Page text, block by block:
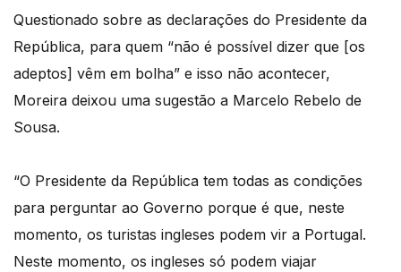
Questionado sobre as declarações do Presidente da
República, para quem “não é possível dizer que [os
adeptos] vêm em bolha” e isso não acontecer,
Moreira deixou uma sugestão a Marcelo Rebelo de
Sousa.
“O Presidente da República tem todas as condições
para perguntar ao Governo porque é que, neste
momento, os turistas ingleses podem vir a Portugal.
Neste momento, os ingleses só podem viajar